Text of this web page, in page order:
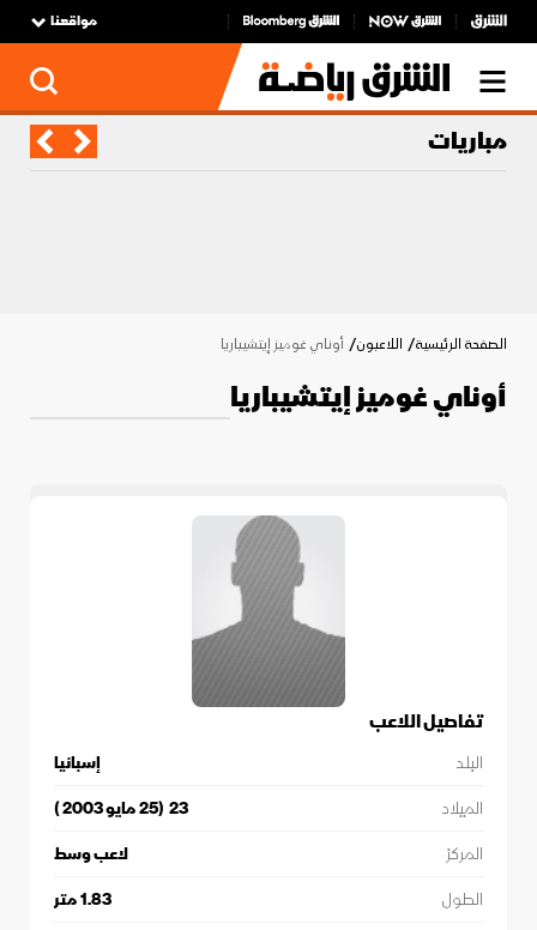
مواقعنا
مباريات
الصفحة الرئيسية اللاعبون أوناي غوميز إيتشيباريا
أوناي غوميز إيتشيباريا
تفاصيل اللاعب
إسبانيا
البلد
23
(25 مايو 2003 )
الميلاد
لاعب وسط
المركز
1.83متر
الطول